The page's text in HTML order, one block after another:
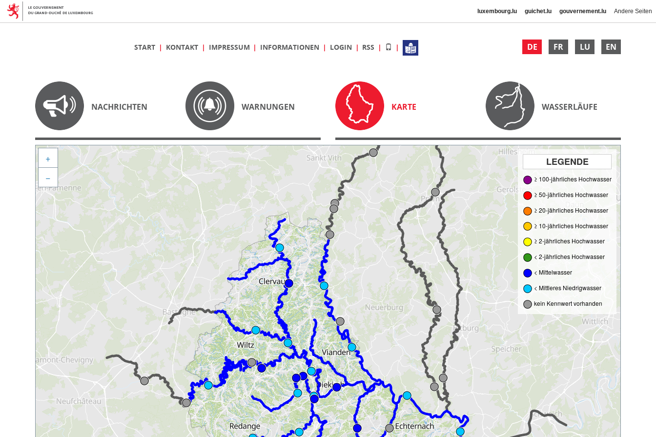
luxembourg.lu guichet.lu gouvernement.lu Andere Seiten
DE FR LU EN
START KONTAKT IMPRESSUM INFORMATIONEN LOGIN RSS
NACHRICHTEN WARNUNGEN KARTE WASSERLÄUFE
LEGENDE
≥ 100-jährliches Hochwasser
≥ 50-jährliches Hochwasser
≥ 20-jährliches Hochwasser
≥ 10-jährliches Hochwasser
≥ 2-jährliches Hochwasser
< 2-jährliches Hochwasser
< Mittelwasser
< Mittleres Niedrigwasser
kein Kennwert vorhanden
+
−